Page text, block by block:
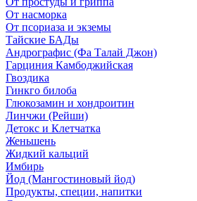
От насморка
Oт псориаза и экземы
Тайские БАДы
Андрографис (Фа Талай Джон)
Гарциния Камбоджийская
Гвоздика
Гинкго билоба
Глюкозамин и хондроитин
Линчжи (Рейши)
Детокс и Клетчатка
Женьшень
Жидкий кальций
Имбирь
Йод (Мангостиновый йод)
Продукты, специи, напитки